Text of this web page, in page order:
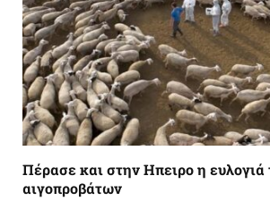
Πέρασε και στην Ηπειρο η ευλογιά
αιγοπροβάτων